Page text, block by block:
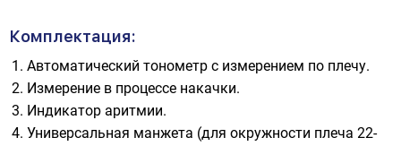
Комплектация:
Автоматический тонометр с измерением по плечу.
Измерение в процессе накачки.
Индикатор аритмии.
Универсальная манжета (для окружности плеча 22-